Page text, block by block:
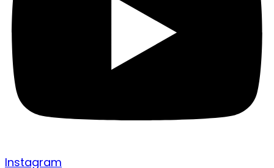
Instagram